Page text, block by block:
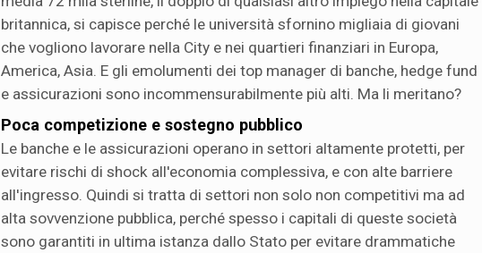
britannica, si capisce perché le università sfornino migliaia di giovani
che vogliono lavorare nella City e nei quartieri finanziari in Europa,
America, Asia. E gli emolumenti dei top manager di banche, hedge fund
e assicurazioni sono incommensurabilmente più alti. Ma li meritano?
Poca competizione e sostegno pubblico
Le banche e le assicurazioni operano in settori altamente protetti, per
evitare rischi di shock all'economia complessiva, e con alte barriere
all'ingresso. Quindi si tratta di settori non solo non competitivi ma ad
alta sovvenzione pubblica, perché spesso i capitali di queste società
sono garantiti in ultima istanza dallo Stato per evitare drammatiche